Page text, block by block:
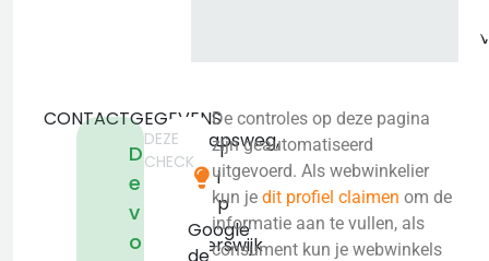
CONTACTGEGEVENS
D
e
v
o
Schaapsweg,
17
7113
AC
Winterswijk
T
i
p
Google
DEZE
CHECK
De controles op deze pagina
zijn geautomatiseerd
uitgevoerd. Als webwinkelier
kun je dit profiel claimen om de
informatie aan te vullen, als
consument kun je webwinkels